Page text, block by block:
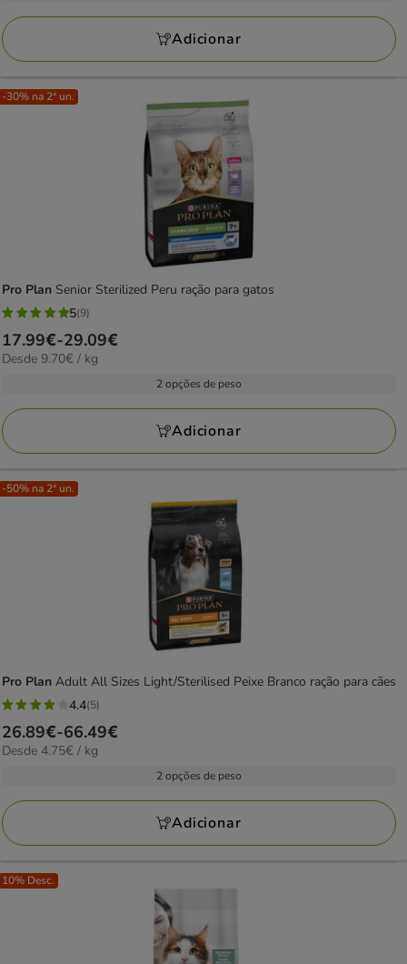
avaliações
134.24€
Adicionar
-30% na 2ª un.
Pro Plan Senior Sterilized Peru ração para gatos
5
estrelas
com
avaliações
5(9)
Preço
de
29.09€
17.99€-29.09€
9.70€
Desde 9.70€ / kg
2 opções de peso
Adicionar
-50% na 2ª un.
Pro Plan Adult All Sizes Light/Sterilised Peixe Branco ração para cães
4.4
estrelas
com
avaliações
4.4(5)
Preço
de
66.49€
26.89€-66.49€
4.75€
Desde 4.75€ / kg
2 opções de peso
Adicionar
10% Desc.